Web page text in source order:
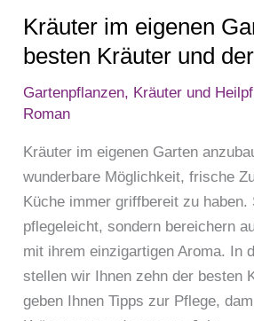
Kräuter im eigenen
besten Kräuter und
Gartenpflanzen, Kräuter und
Roman
Kräuter im eigenen Garten
wunderbare Möglichkeit, frische
Küche immer griffbereit zu
pflegeleicht, sondern bereichern
mit ihrem einzigartigen Aroma. In
stellen wir Ihnen zehn der besten
geben Ihnen Tipps zur Pflege,
deren
Pflege